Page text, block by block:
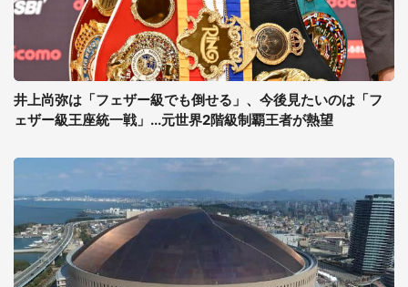
井上尚弥は「フェザー級でも倒せる」、今後見たいのは「フ
ェザー級王座統一戦」...元世界2階級制覇王者が熱望